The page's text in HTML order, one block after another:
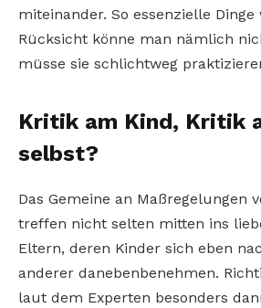
miteinander. So essenzielle
Rücksicht könne man nämlich
müsse sie schlichtweg
Kritik am Kind, Kritik
selbst?
Das Gemeine an Maßregelungen
treffen nicht selten mitten ins
Eltern, deren Kinder sich eben
anderer danebenbenehmen.
laut dem Experten besonders